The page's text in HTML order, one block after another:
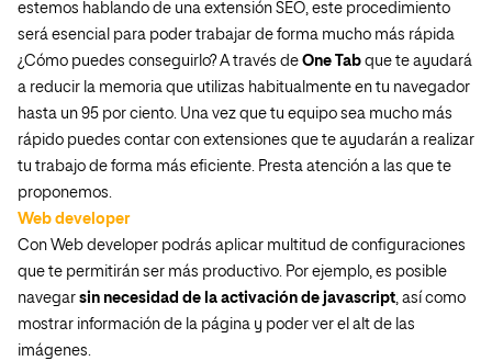
estemos hablando de una extensión SEO, este procedimiento
será esencial para poder trabajar de forma mucho más rápida
¿Cómo puedes conseguirlo? A través de One Tab que te ayudará
a reducir la memoria que utilizas habitualmente en tu navegador
hasta un 95 por ciento. Una vez que tu equipo sea mucho más
rápido puedes contar con extensiones que te ayudarán a realizar
tu trabajo de forma más eficiente. Presta atención a las que te
proponemos.
Web developer
Con Web developer podrás aplicar multitud de configuraciones
que te permitirán ser más productivo. Por ejemplo, es posible
navegar sin necesidad de la activación de javascript, así como
mostrar información de la página y poder ver el alt de las
imágenes.